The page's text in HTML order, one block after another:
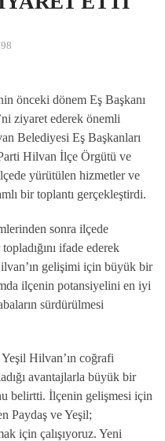
önceki dönem Eş Başkanı
ziyaret ederek önemli
Belediyesi Eş Başkanları
Hilvan İlçe Örgütü ve
yürütülen hizmetler ve
bir toplantı gerçekleştirdi.
sonra ilçede
ifade ederek
gelişimi için büyük bir
ilçenin potansiyelini en iyi
sürdürülmesi
Hilvan’ın coğrafi
avantajlarla büyük bir
belirtti. İlçenin gelişmesi için
Paydaş ve Yeşil;
için çalışıyoruz. Yeni